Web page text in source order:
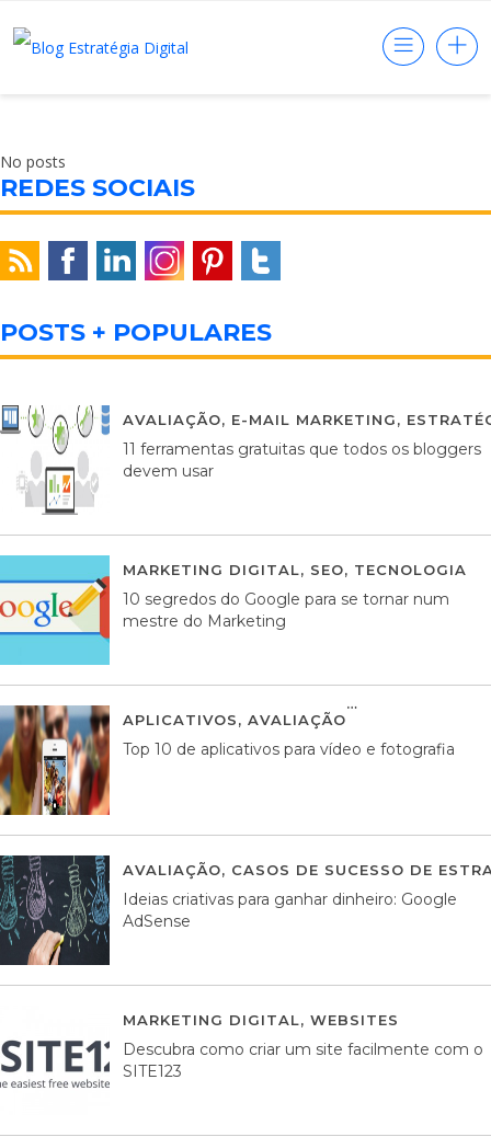
No posts
REDES SOCIAIS
POSTS + POPULARES
AVALIAÇÃO, E-MAIL MARKETING,
11 ferramentas gratuitas que todos os bloggers
devem usar
MARKETING DIGITAL, SEO, TECNOLOGIA
10 segredos do Google para se tornar num
mestre do Marketing
APLICATIVOS, AVALIAÇÃO
Top 10 de aplicativos para vídeo e fotografia
AVALIAÇÃO, CASOS DE SUCESSO DE
Ideias criativas para ganhar dinheiro: Google
AdSense
MARKETING DIGITAL, WEBSITES
Descubra como criar um site facilmente com o
SITE123